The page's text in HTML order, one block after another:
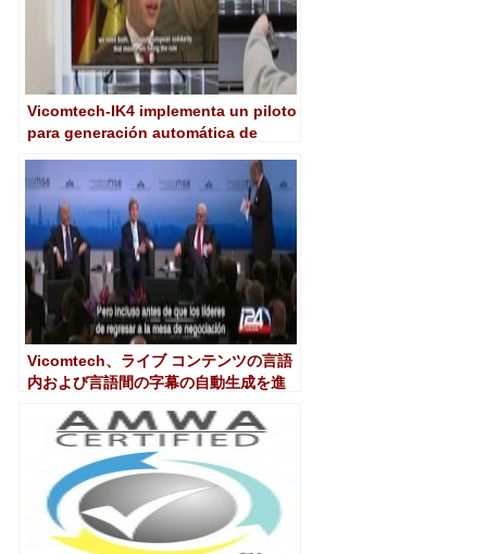
Vicomtech-IK4 implementa un piloto
para generación automática de
Vicomtech、ライブ コンテンツの言語
内および言語間の字幕の自動生成を進